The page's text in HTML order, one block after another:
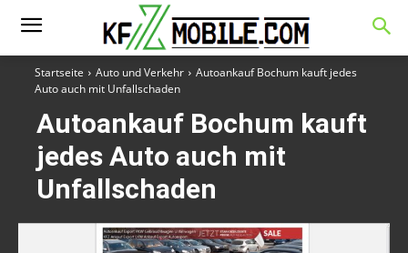
Startseite Auto und Verkehr
Autoankauf Bochum kauft jedes
Auto auch mit Unfallschaden
Autoankauf Bochum kauft
jedes Auto auch mit
Unfallschaden